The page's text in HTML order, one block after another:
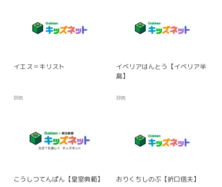
イエス＝キリスト
辞典
イベリアはんとう【イベリア半
島】
辞典
こうしつてんぱん【皇室典範】 おりくちしのぶ【折口信夫】